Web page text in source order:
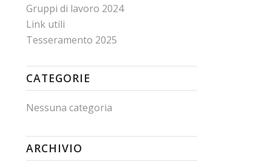
Gruppi di lavoro 2024
Link utili
Tesseramento 2025
CATEGORIE
Nessuna categoria
ARCHIVIO